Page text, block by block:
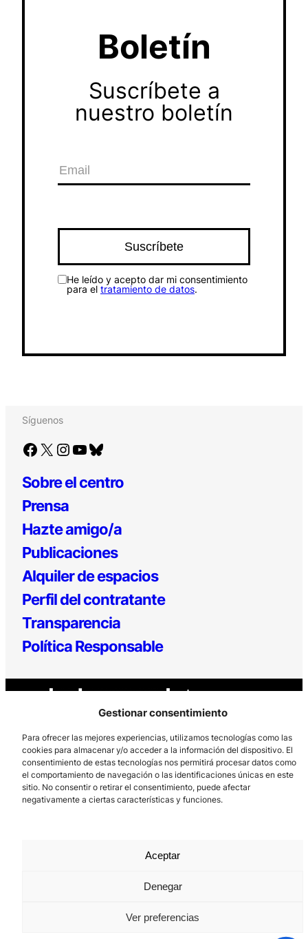
Gestionar consentimiento
Para ofrecer las mejores experiencias, utilizamos tecnologías como las
cookies para almacenar y/o acceder a la información del dispositivo. El
consentimiento de estas tecnologías nos permitirá procesar datos como
el comportamiento de navegación o las identificaciones únicas en este
sitio. No consentir o retirar el consentimiento, puede afectar
negativamente a ciertas características y funciones.
Aceptar
Denegar
Ver preferencias
Boletín
Suscríbete a
nuestro boletín
He leído y acepto dar mi consentimiento
para el tratamiento de datos.
Síguenos
Facebook X Instagram YouTube Bluesky
Sobre el centro
Prensa
Hazte amigo/a
Publicaciones
Alquiler de espacios
Perfil del contratante
Transparencia
Política Responsable
Los Prados, 121 – 33203 Gijón
985 185 577 – info@laboralcentrodearte.org
Contacto